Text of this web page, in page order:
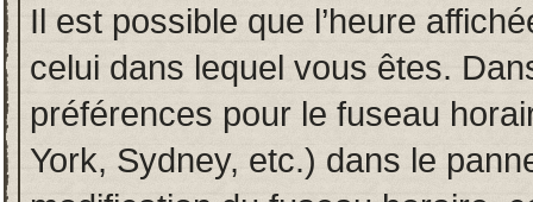
Il est possible que l’heure
celui dans lequel vous êtes.
préférences pour le fuseau
York, Sydney, etc.) dans le